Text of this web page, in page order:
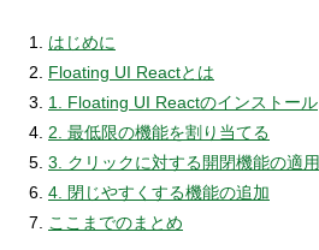
はじめに
Floating UI Reactとは
1. Floating UI Reactのインストール
2. 最低限の機能を割り当てる
3. クリックに対する開閉機能の適用
4. 閉じやすくする機能の追加
ここまでのまとめ